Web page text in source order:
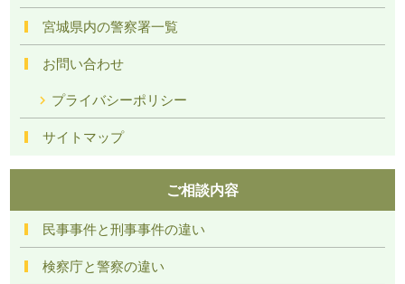
宮城県内の警察署一覧
お問い合わせ
プライバシーポリシー
サイトマップ
ご相談内容
民事事件と刑事事件の違い
検察庁と警察の違い